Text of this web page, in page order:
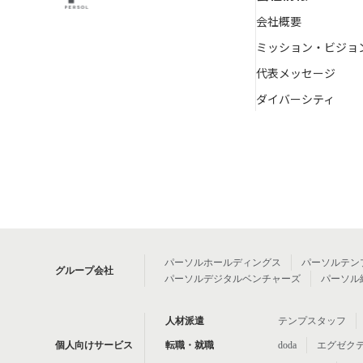
会社概要
ミッション・ビジョ
代表メッセージ
ダイバーシティ
グループ会社
パーソルホールディングス
パーソルテン
パーソルデジタルベンチャーズ
パーソル
個人向けサービス
人材派遣 テンプスタッフ
転職・就職 doda エグゼク